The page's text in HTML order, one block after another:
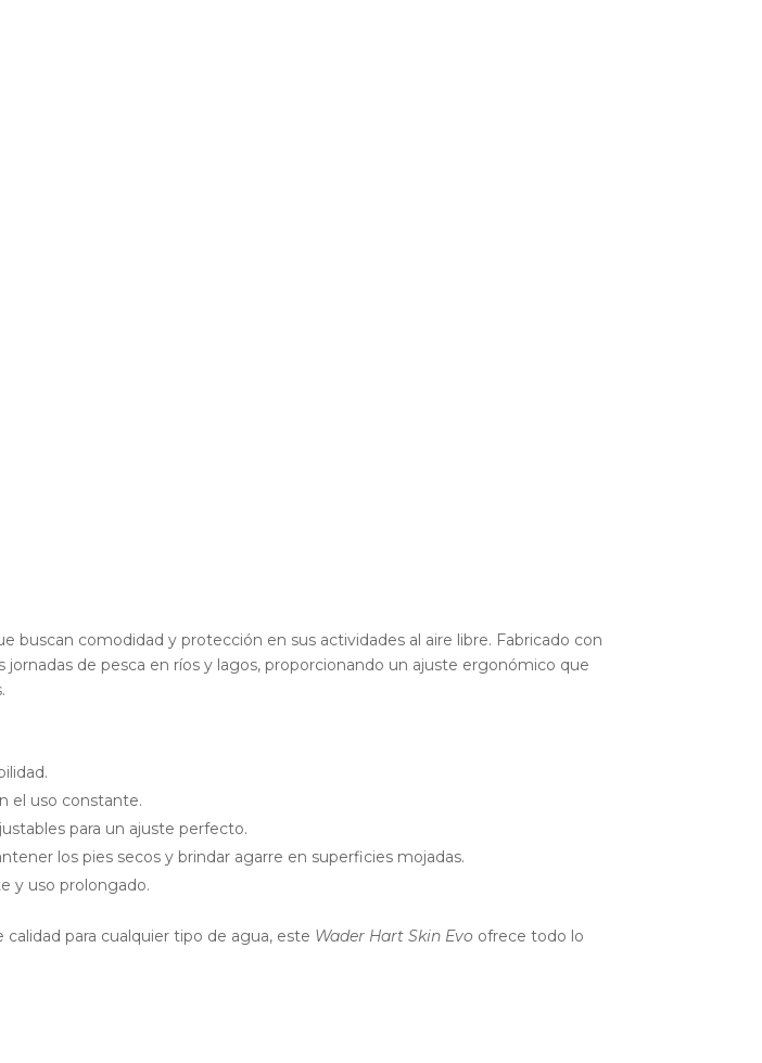
buscan comodidad y protección en sus actividades al aire libre. Fabricado con
de pesca en ríos y lagos, proporcionando un ajuste ergonómico que
el uso constante.
para un ajuste perfecto.
los pies secos y brindar agarre en superficies mojadas.
y uso prolongado.
para cualquier tipo de agua, este Wader Hart Skin Evo ofrece todo lo